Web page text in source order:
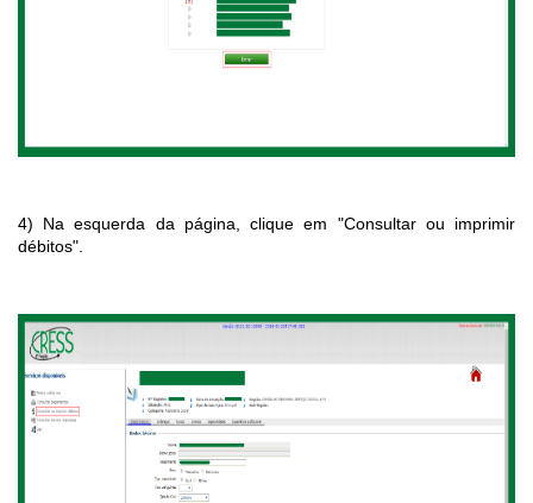
4) Na esquerda da página, clique em "Consultar ou imprimir
débitos".